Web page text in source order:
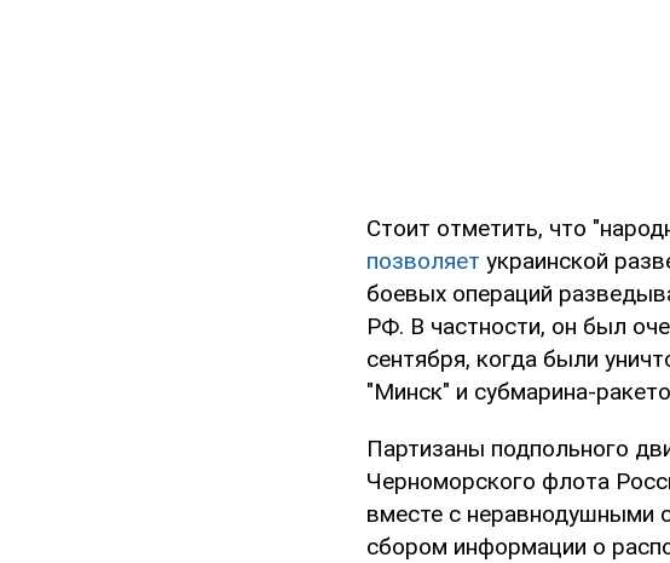
Стоит отметить, что
позволяет украинской
боевых операций
РФ. В частности, он был
сентября, когда были
"Минск" и субмарина-
Партизаны подпольного
Черноморского флота
вместе с неравнодушными
сбором информации о